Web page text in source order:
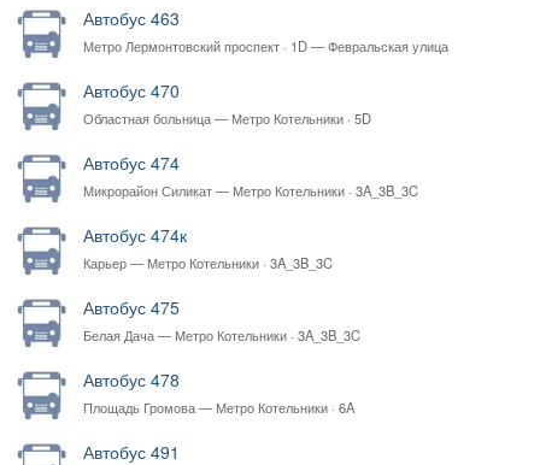
Автобус 463
Метро Лермонтовский проспект · 1D — Февральская улица
Автобус 470
Областная больница — Метро Котельники · 5D
Автобус 474
Микрорайон Силикат — Метро Котельники · 3A_3B_3C
Автобус 474к
Карьер — Метро Котельники · 3A_3B_3C
Автобус 475
Белая Дача — Метро Котельники · 3A_3B_3C
Автобус 478
Площадь Громова — Метро Котельники · 6A
Автобус 491